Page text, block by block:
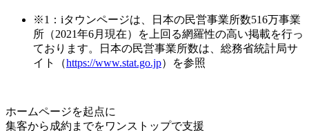
※1：iタウンページは、日本の民営事業所数516万事業
所（2021年6月現在）を上回る網羅性の高い掲載を行っ
ております。日本の民営事業所数は、総務省統計局サ
イト（https://www.stat.go.jp）を参照
ホームページを起点に
集客から成約までをワンストップで支援